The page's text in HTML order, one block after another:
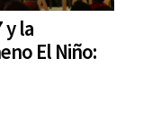
y la
El Niño: